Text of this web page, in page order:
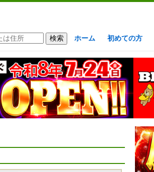
ホーム 初めての方